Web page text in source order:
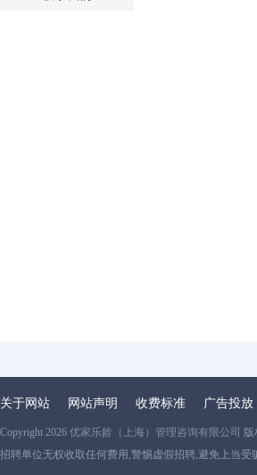
关于网站 网站声明 收费标准 广告投放
Copyright 2026 优家乐龄（上海）管理咨询有限公司
招聘单位无权收取任何费用,警惕虚假招聘,避免上当受